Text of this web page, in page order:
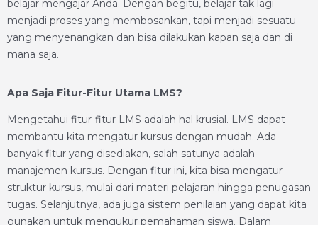
belajar mengajar Anda. Dengan begitu, belajar tak lagi
menjadi proses yang membosankan, tapi menjadi sesuatu
yang menyenangkan dan bisa dilakukan kapan saja dan di
mana saja.
Apa Saja Fitur-Fitur Utama LMS?
Mengetahui fitur-fitur LMS adalah hal krusial. LMS dapat
membantu kita mengatur kursus dengan mudah. Ada
banyak fitur yang disediakan, salah satunya adalah
manajemen kursus. Dengan fitur ini, kita bisa mengatur
struktur kursus, mulai dari materi pelajaran hingga penugasan
tugas. Selanjutnya, ada juga sistem penilaian yang dapat kita
gunakan untuk mengukur pemahaman siswa. Dalam